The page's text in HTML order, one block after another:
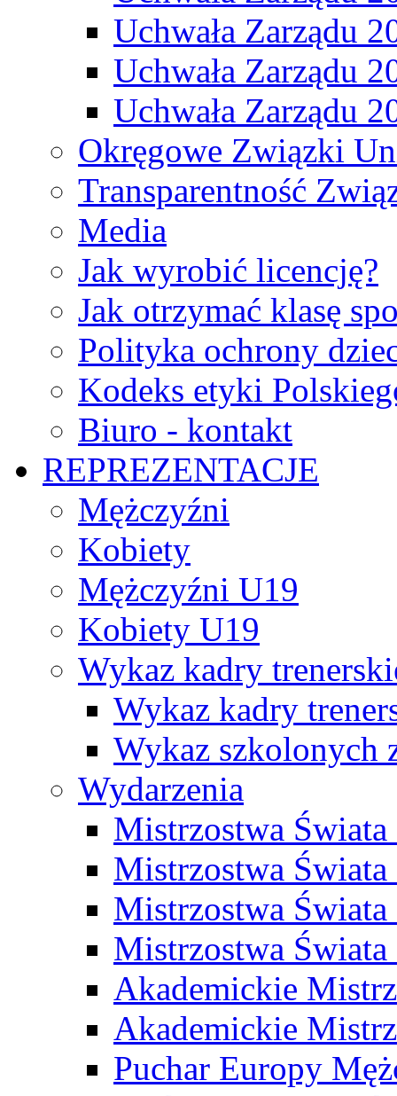
Uchwała Zarządu
Uchwała Zarządu
Uchwała Zarządu
Okręgowe Związki
Transparentność
Media
Jak wyrobić licencję?
Jak otrzymać klasę
Polityka ochrony
Kodeks etyki
Biuro - kontakt
REPREZENTACJE
Mężczyźni
Kobiety
Mężczyźni U19
Kobiety U19
Wykaz kadry
Wykaz kadry
Wykaz szkolonych
Wydarzenia
Mistrzostwa
Mistrzostwa
Mistrzostwa
Mistrzostwa
Akademickie
Akademickie
Puchar Europy